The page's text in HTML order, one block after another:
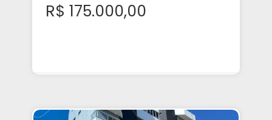
R$ 175.000,00